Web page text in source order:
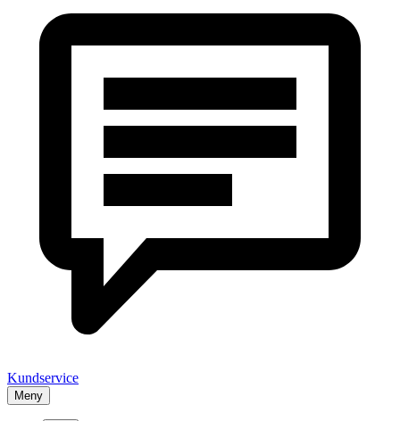
Kundservice
Meny